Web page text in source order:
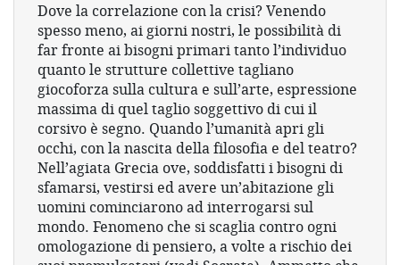
Dove la correlazione con la crisi? Venendo
spesso meno, ai giorni nostri, le possibilità di
far fronte ai bisogni primari tanto l’individuo
quanto le strutture collettive tagliano
giocoforza sulla cultura e sull’arte, espressione
massima di quel taglio soggettivo di cui il
corsivo è segno. Quando l’umanità apri gli
occhi, con la nascita della filosofia e del teatro?
Nell’agiata Grecia ove, soddisfatti i bisogni di
sfamarsi, vestirsi ed avere un’abitazione gli
uomini cominciarono ad interrogarsi sul
mondo. Fenomeno che si scaglia contro ogni
omologazione di pensiero, a volte a rischio dei